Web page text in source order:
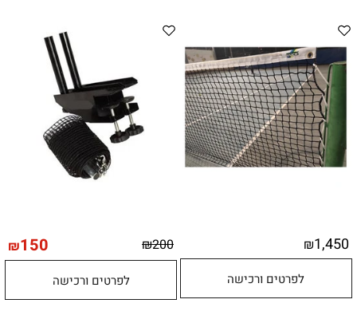
דוא"ל:citysport1@013.net
citysport2@013.net
₪1,450
לפרטים ורכישה
₪200
₪150
לפרטים ורכישה